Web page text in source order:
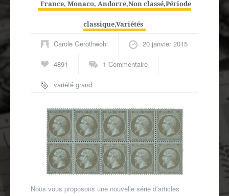
Autres spécialités
France, Monaco, Andorre,Non classé,Période
classique,Variétés
Carole Gerothwohl 20 janvier 2015
4891 1 Commentaire
variété grand
classiques
Nous vous proposons une nouvelle série d’articles